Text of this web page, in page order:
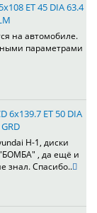
ET 45 DIA 63.4
на автомобиле.
параметрами
6x139.7 ET 50 DIA
H-1, диски
"БОМБА" , да ещё и
знал. Спасибо..